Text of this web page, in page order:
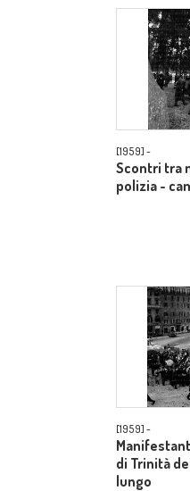
[1959] -
Scontri tra
polizia -
[1959] -
di Trinità
lungo